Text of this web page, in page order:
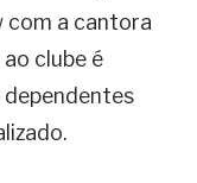
com a cantora
clube é